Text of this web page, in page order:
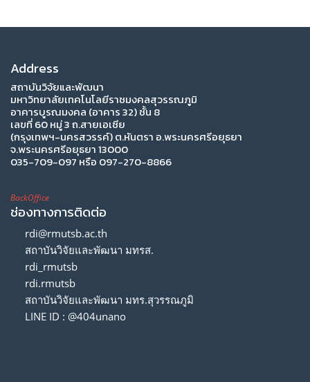
Address
สถาบันวิจัยและพัฒนา
มหาวิทยาลัยเทคโนโลยีราชมงคลสุวรรณภูมิ
อาคารบูรณมงคล (อาคาร 32) ชั้น 8
เลขที่ 60 หมู่ 3 ถ.สายเอเซีย
(กรุงเทพฯ-นครสวรรค์) ต.หันตรา อ.พระนครศรีอยุธยา
จ.พระนครศรีอยุธยา 13000
035-709-097 หรือ 097-270-8866
BackOffice
ช่องทางการติดต่อ
rdi@rmutsb.ac.th
สถาบันวิจัยและพัฒนา มทรส.
rdi_rmutsb
rdi.rmutsb
สถาบันวิจัยและพัฒนา มทร.สุวรรณภูมิ
LINE ID : @404unano